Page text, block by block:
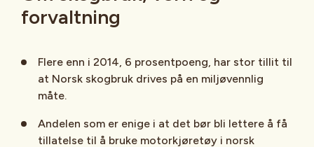
forvaltning
Flere enn i 2014, 6 prosentpoeng, har stor tillit til
at Norsk skogbruk drives på en miljøvennlig
måte.
Andelen som er enige i at det bør bli lettere å få
tillatelse til å bruke motorkjøretøy i norsk